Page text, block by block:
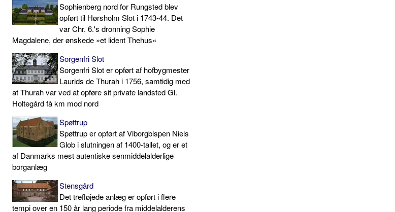
Sophienberg nord for Rungsted blev
opført til Hørsholm Slot i 1743-44. Det
var Chr. 6.'s dronning Sophie
Magdalene, der ønskede »et lident Thehus«
Sorgenfri Slot
Sorgenfri Slot er opført af hofbygmester
Laurids de Thurah i 1756, samtidig med
at Thurah var ved at opføre sit private landsted Gl.
Holtegård få km mod nord
Spøttrup
Spøttrup er opført af Viborgbispen Niels
Glob i slutningen af 1400-tallet, og er et
af Danmarks mest autentiske senmiddelalderlige
borganlæg
Stensgård
Det trefløjede anlæg er opført i flere
tempi over en 150 år lang periode fra middelalderens